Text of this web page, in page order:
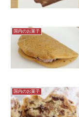
国内のお菓子
国内のお菓子